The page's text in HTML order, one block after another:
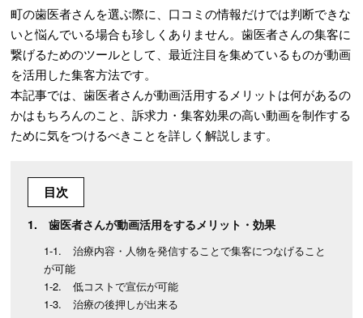
町の歯医者さんを選ぶ際に、口コミの情報だけでは判断できな
いと悩んでいる場合も珍しくありません。歯医者さんの集客に
繋げるためのツールとして、最近注目を集めているものが動画
を活用した集客方法です。
本記事では、歯医者さんが動画活用するメリットは何があるの
かはもちろんのこと、訴求力・集客効果の高い動画を制作する
ために気をつけるべきことを詳しく解説します。
目次
歯医者さんが動画活用をするメリット・効果
治療内容・人物を発信することで集客につなげること
が可能
低コストで宣伝が可能
治療の後押しが出来る